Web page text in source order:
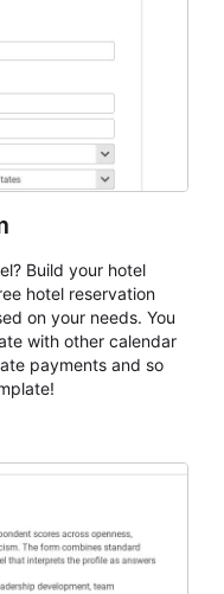
Build your hotel
hotel reservation
on your needs. You
with other calendar
payments and so